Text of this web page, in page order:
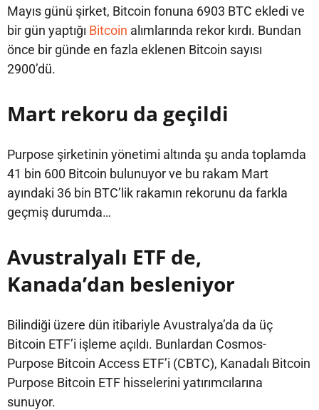
Mayıs günü şirket, Bitcoin fonuna 6903 BTC ekledi ve
bir gün yaptığı Bitcoin alımlarında rekor kırdı. Bundan
önce bir günde en fazla eklenen Bitcoin sayısı
2900’dü.
Mart rekoru da geçildi
Purpose şirketinin yönetimi altında şu anda toplamda
41 bin 600 Bitcoin bulunuyor ve bu rakam Mart
ayındaki 36 bin BTC’lik rakamın rekorunu da farkla
geçmiş durumda…
Avustralyalı ETF de,
Kanada’dan besleniyor
Bilindiği üzere dün itibariyle Avustralya’da da üç
Bitcoin ETF’i işleme açıldı. Bunlardan Cosmos-
Purpose Bitcoin Access ETF’i (CBTC), Kanadalı Bitcoin
Purpose Bitcoin ETF hisselerini yatırımcılarına
sunuyor.